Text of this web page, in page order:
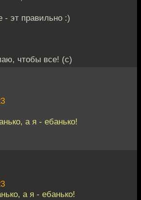
- эт правильно :)
чтобы все! (с)
а я - ебанько!
а я - ебанько!